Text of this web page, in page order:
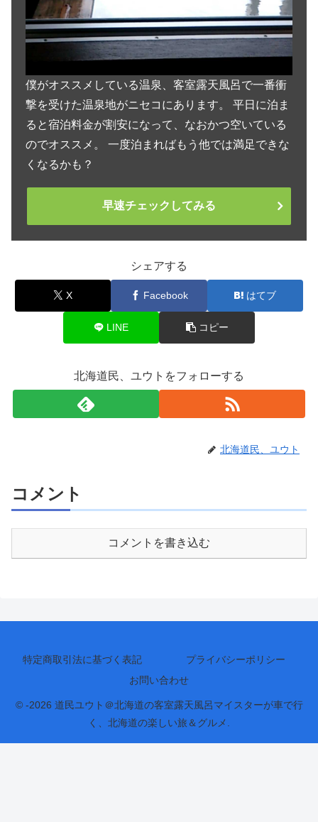
僕がオススメしている温泉、客室露天風呂で一番衝
撃を受けた温泉地がニセコにあります。 平日に泊ま
ると宿泊料金が割安になって、なおかつ空いている
のでオススメ。 一度泊まればもう他では満足できな
くなるかも？
早速チェックしてみる
シェアする
X Facebook はてブ
LINE コピー
北海道民、ユウトをフォローする
北海道民、ユウト
コメント
コメントを書き込む
特定商取引法に基づく表記
プライバシーポリシー
お問い合わせ
© -2026 道民ユウト＠北海道の客室露天風呂マイスターが車で行
く、北海道の楽しい旅＆グルメ.